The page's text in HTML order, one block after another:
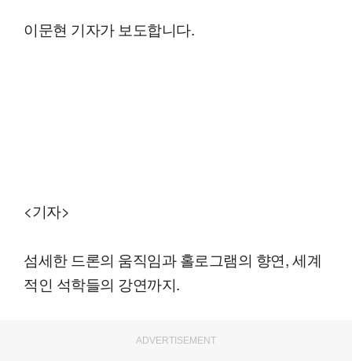
이문현 기자가 보도합니다.
<기자>
섬세한 드론의 움직임과 홀로그램의 향연, 세계
적인 석학들의 강연까지.
ADVERTISEMENT